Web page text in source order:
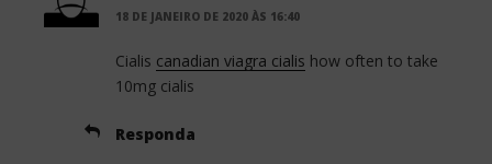
18 DE JANEIRO DE 2020 ÀS 16:40
Cialis canadian viagra cialis how often to take
10mg cialis
Responda